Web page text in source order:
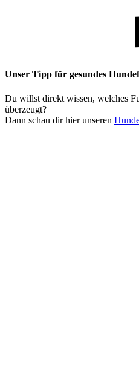
Unser Tipp für gesundes
Du willst direkt wissen, welches
überzeugt?
Dann schau dir hier unseren